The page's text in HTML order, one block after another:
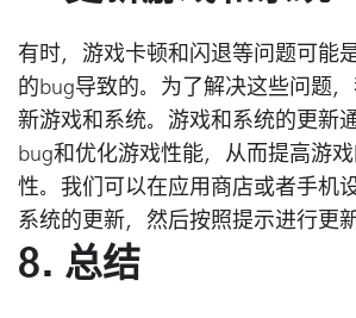
有时，游戏卡顿和闪退等问题可能
的bug导致的。为了解决这些问题
新游戏和系统。游戏和系统的更新
bug和优化游戏性能，从而提高游
性。我们可以在应用商店或者手机
系统的更新，然后按照提示进行更新
8. 总结